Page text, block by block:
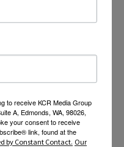
to receive KCR Media Group
A, Edmonds, WA, 98026,
your consent to receive
link, found at the
by Constant Contact. Our